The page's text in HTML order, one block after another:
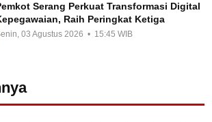
Serang Perkuat Transformasi Digital
Raih Peringkat Ketiga
03 Agustus 2026 • 15:45 WIB